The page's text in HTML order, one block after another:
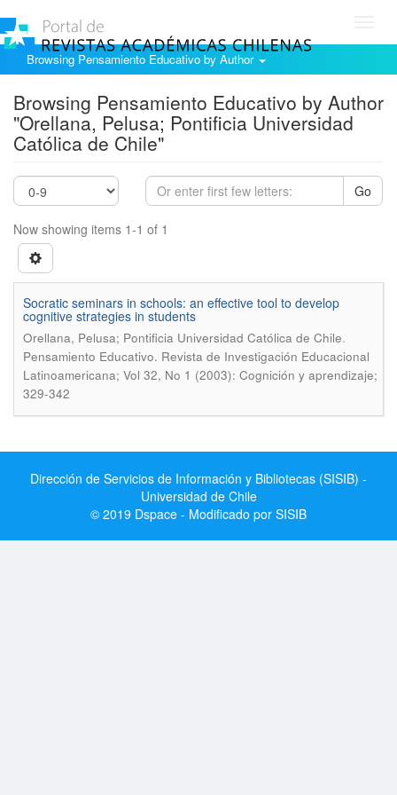
Browsing Pensamiento Educativo by Author
Browsing Pensamiento Educativo by Author
"Orellana, Pelusa; Pontificia Universidad
Católica de Chile"
Go
Now showing items 1-1 of 1
Socratic seminars in schools: an effective tool to develop
cognitive strategies in students
Orellana, Pelusa; Pontificia Universidad Católica de Chile.
Pensamiento Educativo. Revista de Investigación Educacional
Latinoamericana; Vol 32, No 1 (2003): Cognición y aprendizaje;
329-342
Dirección de Servicios de Información y Bibliotecas (SISIB) -
Universidad de Chile
© 2019 Dspace - Modificado por SISIB